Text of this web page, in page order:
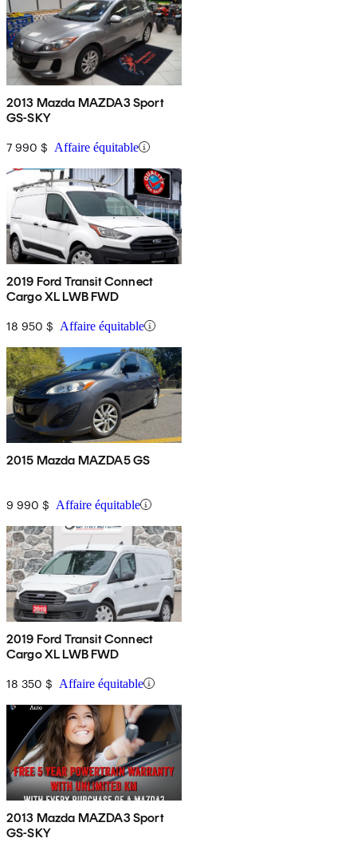
2013 Mazda MAZDA3 Sport
GS-SKY
7 990 $ Affaire équitable
2019 Ford Transit Connect
Cargo XL LWB FWD
18 950 $ Affaire équitable
2015 Mazda MAZDA5 GS
9 990 $ Affaire équitable
2019 Ford Transit Connect
Cargo XL LWB FWD
18 350 $ Affaire équitable
2013 Mazda MAZDA3 Sport
GS-SKY